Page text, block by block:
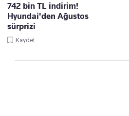
742 bin TL indirim!
Hyundai'den Ağustos
sürprizi
Kaydet